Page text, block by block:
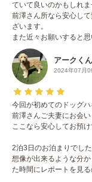
ていて良いのかもしれま
前澤さん所なら安心し
ざいます。
また近々お願いすると
アークく
2024年07月
今回が初めてのドッグ
前澤さんご夫妻にお会
ここなら安心してお預け
2泊3日のお泊まりでし
想像が出来るような分
た時間にレポートを見る